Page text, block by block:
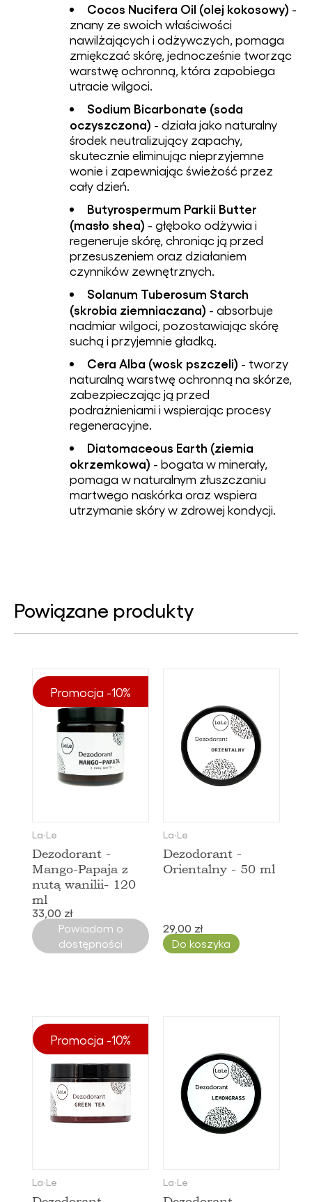
Cocos Nucifera Oil (olej kokosowy) -
znany ze swoich właściwości
nawilżających i odżywczych, pomaga
zmiękczać skórę, jednocześnie tworząc
warstwę ochronną, która zapobiega
utracie wilgoci.
Sodium Bicarbonate (soda
oczyszczona) - działa jako naturalny
środek neutralizujący zapachy,
skutecznie eliminując nieprzyjemne
wonie i zapewniając świeżość przez
cały dzień.
Butyrospermum Parkii Butter
(masło shea) - głęboko odżywia i
regeneruje skórę, chroniąc ją przed
przesuszeniem oraz działaniem
czynników zewnętrznych.
Solanum Tuberosum Starch
(skrobia ziemniaczana) - absorbuje
nadmiar wilgoci, pozostawiając skórę
suchą i przyjemnie gładką.
Cera Alba (wosk pszczeli) - tworzy
naturalną warstwę ochronną na skórze,
zabezpieczając ją przed
podrażnieniami i wspierając procesy
regeneracyjne.
Diatomaceous Earth (ziemia
okrzemkowa) - bogata w minerały,
pomaga w naturalnym złuszczaniu
martwego naskórka oraz wspiera
utrzymanie skóry w zdrowej kondycji.
Powiązane produkty
Promocja -10%
La∙Le
Dezodorant -
Mango-Papaja z
nutą wanilii- 120
ml
33,00 zł
Powiadom o
dostępności
La∙Le
Dezodorant -
Orientalny - 50 ml
29,00 zł
Do koszyka
Promocja -10%
La∙Le La∙Le